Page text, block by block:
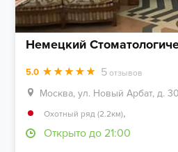
Немецкий
5.0 5 отзывов
Москва, ул. Новый Арбат, д.
Охотный ряд (2.2км),
Открыто до 21:00